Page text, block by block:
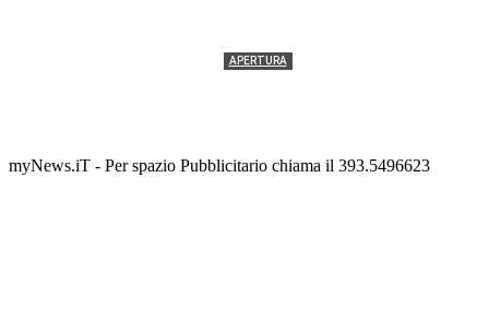
APERTURA
myNews.iT - Per spazio Pubblicitario chiama il 393.5496623